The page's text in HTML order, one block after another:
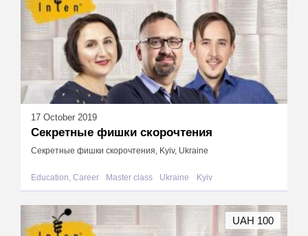
17 October 2019
Секретные фишки скорочтения
Секретные фишки скорочтения, Kyiv, Ukraine
Education, Career Master class Ukraine Kyiv
UAH 100